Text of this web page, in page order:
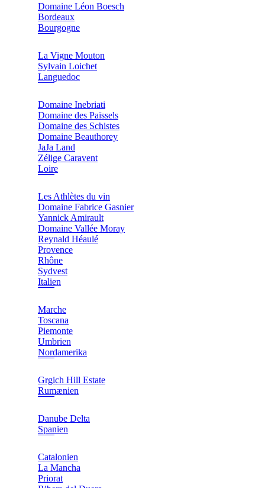
Domaine Léon Boesch
Bordeaux
Bourgogne
La Vigne Mouton
Sylvain Loichet
Languedoc
Domaine Inebriati
Domaine des Païssels
Domaine des Schistes
Domaine Beauthorey
JaJa Land
Zélige Caravent
Loire
Les Athlètes du vin
Domaine Fabrice Gasnier
Yannick Amirault
Domaine Vallée Moray
Reynald Héaulé
Provence
Rhône
Sydvest
Italien
Marche
Toscana
Piemonte
Umbrien
Nordamerika
Grgich Hill Estate
Rumænien
Danube Delta
Spanien
Catalonien
La Mancha
Priorat